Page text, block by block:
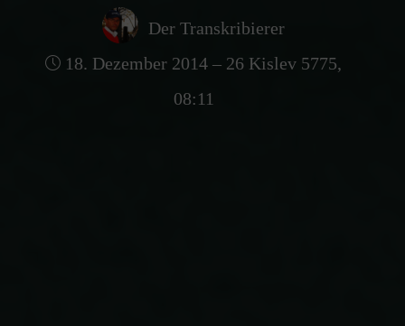
Der Transkribierer
18. Dezember 2014 – 26 Kislev 5775,
08:11